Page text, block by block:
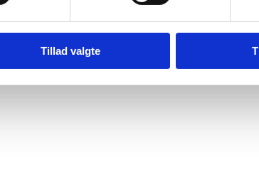
Tillad valgte